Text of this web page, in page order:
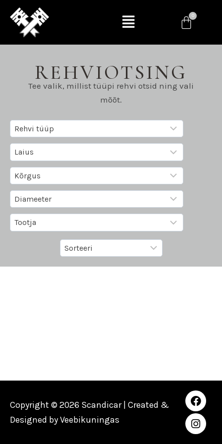
REHVIOTSING
Tee valik, millist tüüpi rehvi otsid ning vali
mõõt.
Copyright © 2026 Scandicar | Created &
Designed byVeebikuningas